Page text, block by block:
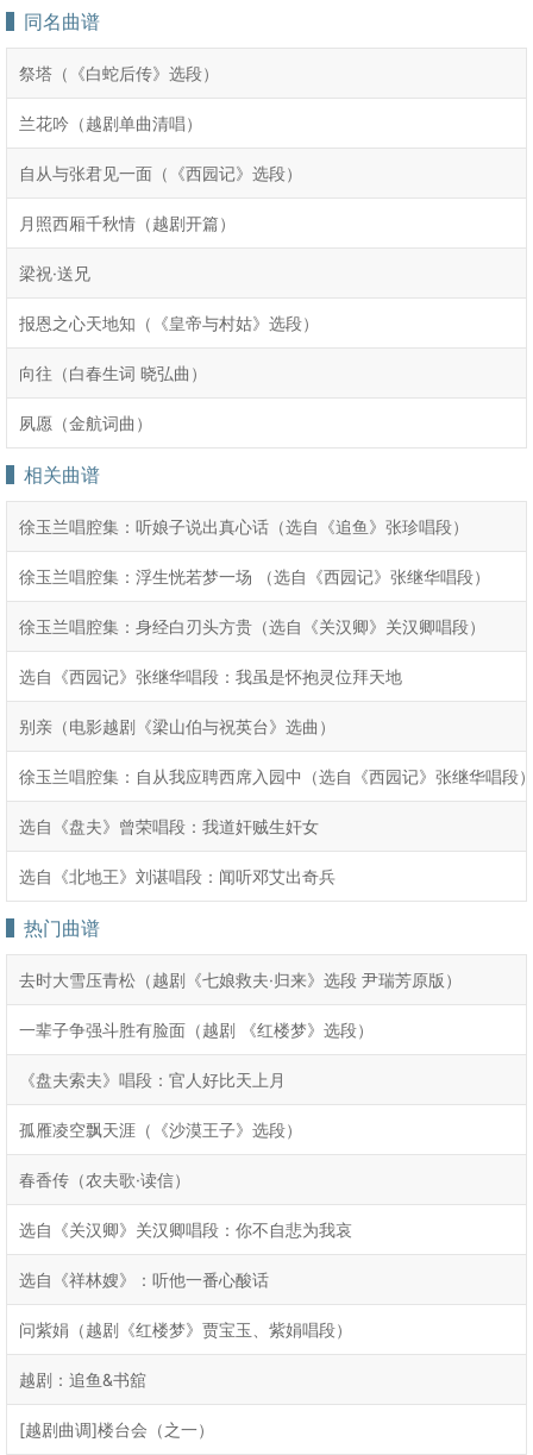
同名曲谱
祭塔（《白蛇后传》选段）
兰花吟（越剧单曲清唱）
自从与张君见一面（《西园记》选段）
月照西厢千秋情（越剧开篇）
梁祝·送兄
报恩之心天地知（《皇帝与村姑》选段）
向往（白春生词 晓弘曲）
夙愿（金航词曲）
相关曲谱
徐玉兰唱腔集：听娘子说出真心话（选自《追鱼》张珍唱段）
徐玉兰唱腔集：浮生恍若梦一场 （选自《西园记》张继华唱段）
徐玉兰唱腔集：身经白刃头方贵（选自《关汉卿》关汉卿唱段）
选自《西园记》张继华唱段：我虽是怀抱灵位拜天地
别亲（电影越剧《梁山伯与祝英台》选曲）
徐玉兰唱腔集：自从我应聘西席入园中（选自《西园记》张继华唱段
选自《盘夫》曾荣唱段：我道奸贼生奸女
选自《北地王》刘谌唱段：闻听邓艾出奇兵
热门曲谱
去时大雪压青松（越剧《七娘救夫·归来》选段 尹瑞芳原版）
一辈子争强斗胜有脸面（越剧 《红楼梦》选段）
《盘夫索夫》唱段：官人好比天上月
孤雁凌空飘天涯（《沙漠王子》选段）
春香传（农夫歌·读信）
选自《关汉卿》关汉卿唱段：你不自悲为我哀
选自《祥林嫂》：听他一番心酸话
问紫娟（越剧《红楼梦》贾宝玉、紫娟唱段）
越剧：追鱼&书舘
[越剧曲调]楼台会（之一）